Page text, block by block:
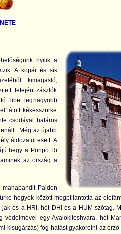
nyilik a
A kopár és sík
kimagasló,
tetején zászlók
Tibet legnagyobb
kékesszürke
csodával határos
Még az újabb
áldozatul esett. A
hegy a Ponpo Ri
az ország a
mahapandit Palden
hegyek között megpillantotta az
és a HRI, hét DHI és a HUM szótag.
egy Avalokiteshvara, hét
kisugárzás) fog hatást gyakorolni az